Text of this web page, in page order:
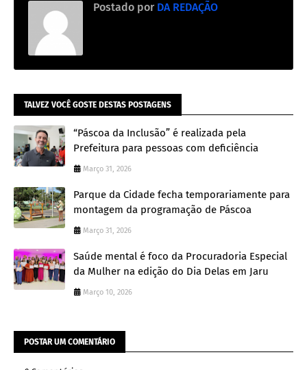
Postado por DA REDAÇÃO
TALVEZ VOCÊ GOSTE DESTAS POSTAGENS
“Páscoa da Inclusão” é realizada pela
Prefeitura para pessoas com deficiência
Março 31, 2026
Parque da Cidade fecha temporariamente para
montagem da programação de Páscoa
Março 31, 2026
Saúde mental é foco da Procuradoria Especial
da Mulher na edição do Dia Delas em Jaru
Março 10, 2026
POSTAR UM COMENTÁRIO